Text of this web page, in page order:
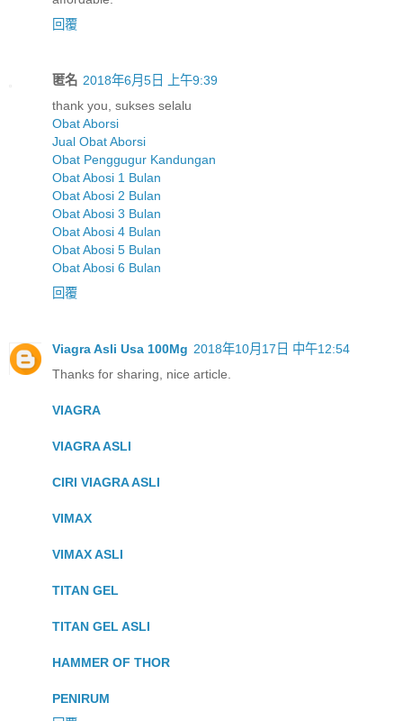
回覆
匿名 2018年6月5日 上午9:39
thank you, sukses selalu
Obat Aborsi
Jual Obat Aborsi
Obat Penggugur Kandungan
Obat Abosi 1 Bulan
Obat Abosi 2 Bulan
Obat Abosi 3 Bulan
Obat Abosi 4 Bulan
Obat Abosi 5 Bulan
Obat Abosi 6 Bulan
回覆
Viagra Asli Usa 100Mg 2018年10月17日 中午12:54
Thanks for sharing, nice article.
VIAGRA
VIAGRA ASLI
CIRI VIAGRA ASLI
VIMAX
VIMAX ASLI
TITAN GEL
TITAN GEL ASLI
HAMMER OF THOR
PENIRUM